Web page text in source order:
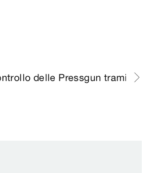
delle Pressgun tramite